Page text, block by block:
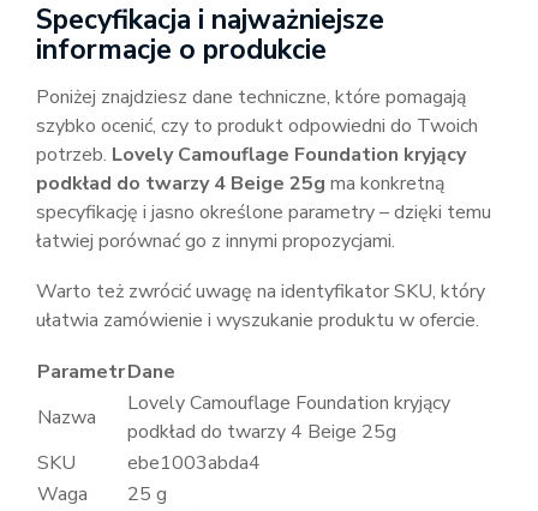
Specyfikacja i najważniejsze
informacje o produkcie
Poniżej znajdziesz dane techniczne, które pomagają
szybko ocenić, czy to produkt odpowiedni do Twoich
potrzeb. Lovely Camouflage Foundation kryjący
podkład do twarzy 4 Beige 25g ma konkretną
specyfikację i jasno określone parametry – dzięki temu
łatwiej porównać go z innymi propozycjami.
Warto też zwrócić uwagę na identyfikator SKU, który
ułatwia zamówienie i wyszukanie produktu w ofercie.
ParametrDane
Nazwa
Lovely Camouflage Foundation kryjący
podkład do twarzy 4 Beige 25g
SKU
ebe1003abda4
Waga
25 g